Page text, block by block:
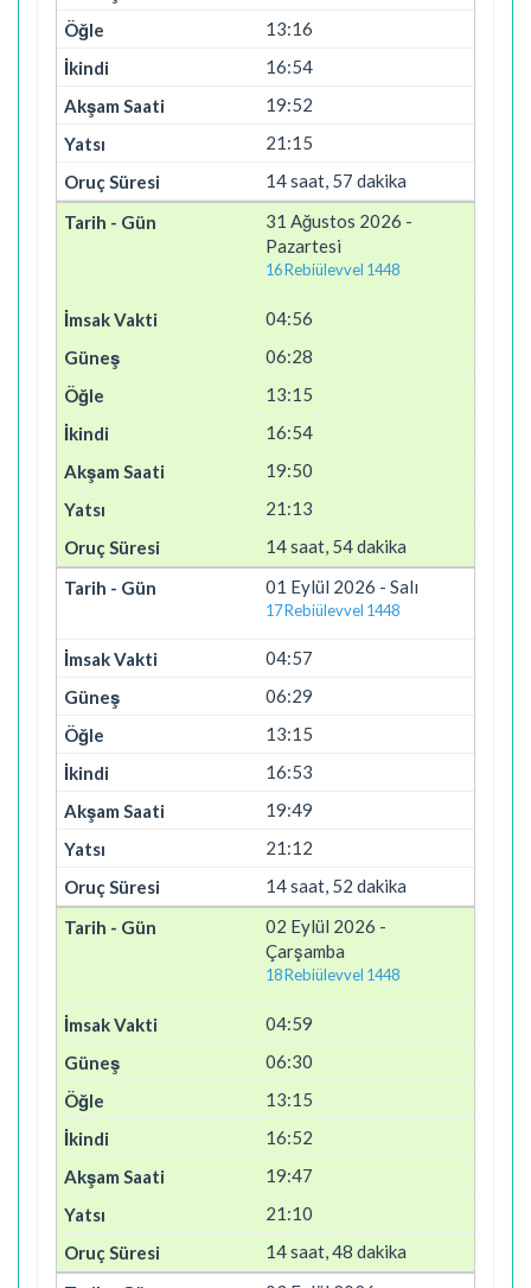
13:16
16:54
19:52
21:15
14 saat, 57 dakika
31 Ağustos 2026 -
Pazartesi
16 Rebiülevvel 1448
04:56
06:28
13:15
16:54
19:50
21:13
14 saat, 54 dakika
01 Eylül 2026 - Salı
17 Rebiülevvel 1448
04:57
06:29
13:15
16:53
19:49
21:12
14 saat, 52 dakika
02 Eylül 2026 -
Çarşamba
18 Rebiülevvel 1448
04:59
06:30
13:15
16:52
19:47
21:10
14 saat, 48 dakika